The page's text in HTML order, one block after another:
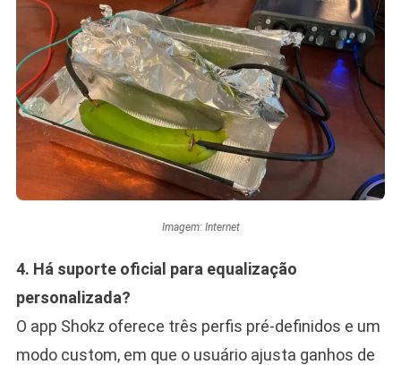
Imagem: Internet
4. Há suporte oficial para equalização
personalizada?
O app Shokz oferece três perfis pré-definidos e um
modo custom, em que o usuário ajusta ganhos de